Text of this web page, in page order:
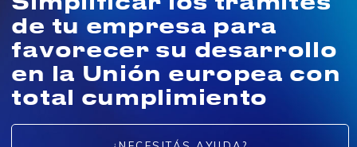
de tu empresa para
favorecer su desarrollo
en la Unión europea con
total cumplimiento